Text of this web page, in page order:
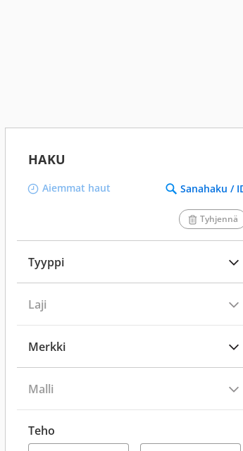
HAKU
Aiemmat haut Sanahaku /
Tyhjennä
Tyyppi
Laji
Merkki
Malli
Teho